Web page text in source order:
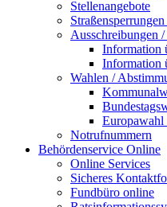
Stellenangebote
Ausschreibungen /
Information
Information
Wahlen /
Europawahl
Notrufnummern
Behördenservice Online
Online Services
Sicheres
Fundbüro online